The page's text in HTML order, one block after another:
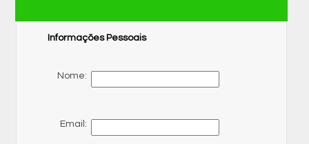
Informações Pessoais
Nome:
Email: